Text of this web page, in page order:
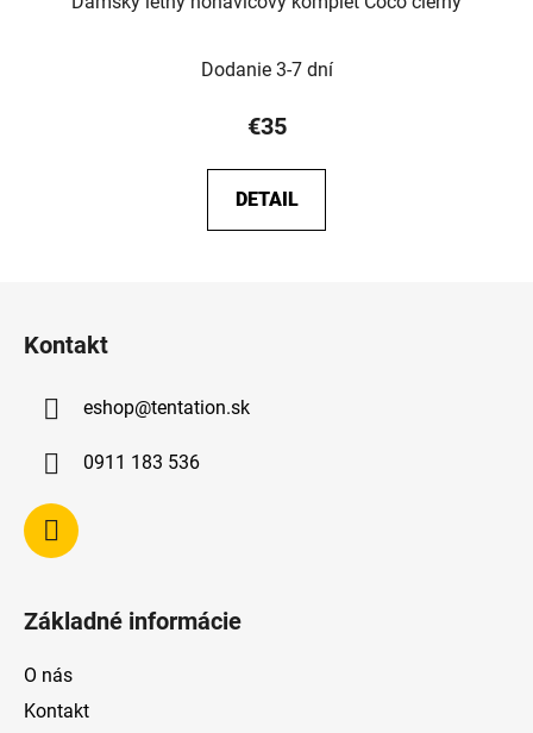
Dodanie 3-7 dní
€35
DETAIL
Kontakt
eshop@tentation.sk
0911 183 536
Základné informácie
O nás
Kontakt